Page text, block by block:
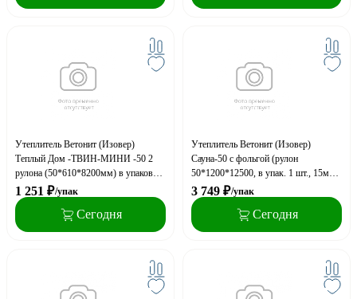
Утеплитель Ветонит (Изовер)
Теплый Дом -ТВИН-МИНИ -50 2
рулона (50*610*8200мм) в упаковке
10м2, 0,5 м3, 50 уп. на поддоне (A)
1 251 ₽/упак
Сегодня
Утеплитель Ветонит (Изовер)
Сауна-50 с фольгой (рулон
50*1200*12500, в упак. 1 шт., 15м2,
0,75м3) (0,18 м3 - трасп. объём) 30
упак. на паллете (A)
3 749 ₽/упак
Сегодня